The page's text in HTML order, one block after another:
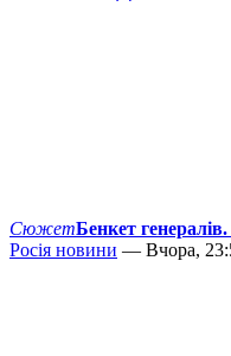
СюжетБенкет
Росія новини — Вчора,